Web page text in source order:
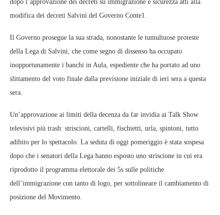
dopo l’approvazione dei decreti su immigrazione e sicurezza atti alla
modifica dei decreti Salvini del Governo Conte1.
Il Governo prosegue la sua strada, nonostante le tumultuose proteste
della Lega di Salvini, che come segno di dissenso ha occupato
inopportunamente i banchi in Aula, espediente che ha portato ad uno
slittamento del voto finale dalla previsione iniziale di ieri sera a questa
sera.
Un’approvazione ai limiti della decenza da far invidia ai Talk Show
televisivi più trash: striscioni, cartelli, fischietti, urla, spintoni, tutto
adibito per lo spettacolo. La seduta di oggi pomeriggio è stata sospesa
dopo che i senatori della Lega hanno esposto uno striscione in cui era
riprodotto il programma elettorale dei 5s sulle politiche
dell’immigrazione con tanto di logo, per sottolineare il cambiamento di
posizione del Movimento.